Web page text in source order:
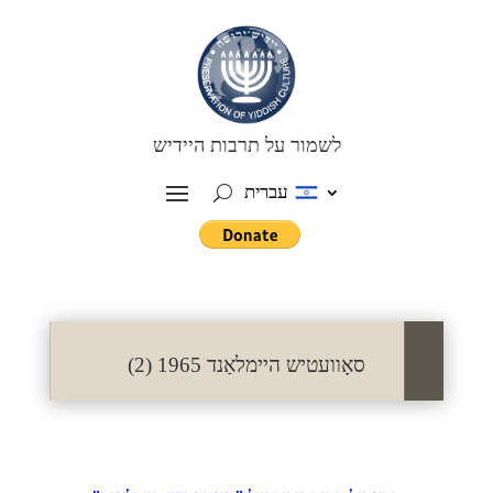
לשמור על תרבות היידיש
עברית
סאָוועטיש היימלאַנד 1965 (2)